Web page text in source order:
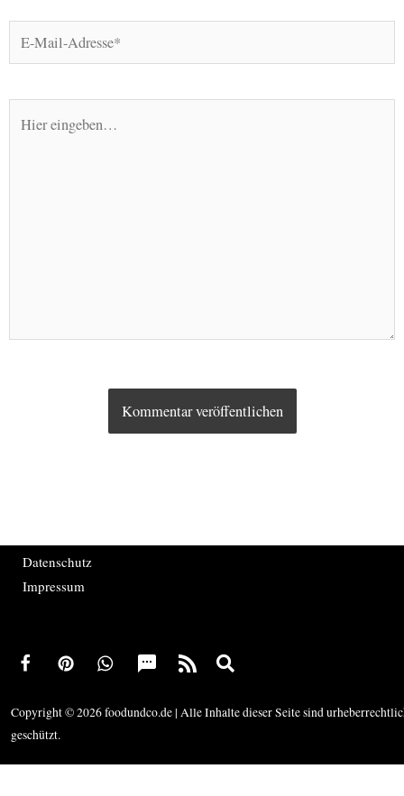
E-
Mail-
eingeben…
Datenschutz
Impressum
Copyright © 2026 foodundco.de | Alle Inhalte dieser Seite sind
geschützt.